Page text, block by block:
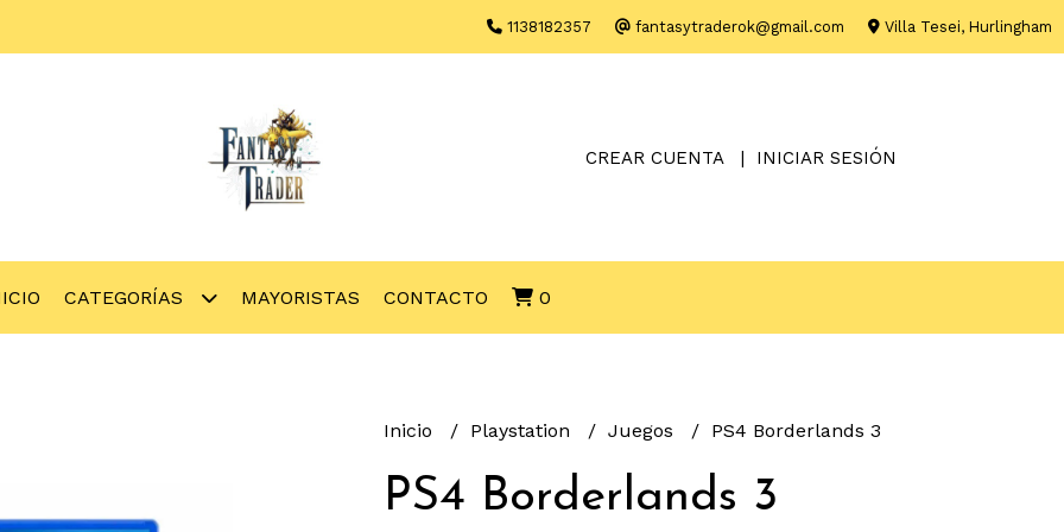
1138182357 fantasytraderok@gmail.com Villa Tesei, Hurlingham
CREAR CUENTA INICIAR SESIÓN
CATEGORÍAS MAYORISTAS CONTACTO 0
Inicio Playstation Juegos PS4 Borderlands 3
PS4 Borderlands 3